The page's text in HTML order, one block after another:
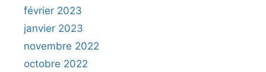
février 2023
janvier 2023
novembre 2022
octobre 2022